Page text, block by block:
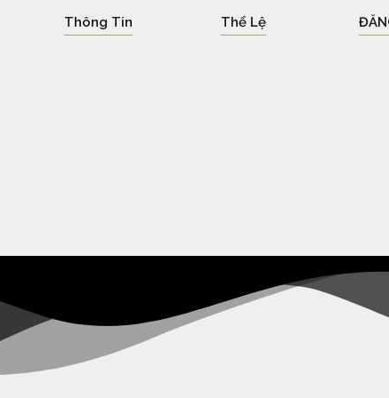
Thông Tin Thể Lệ